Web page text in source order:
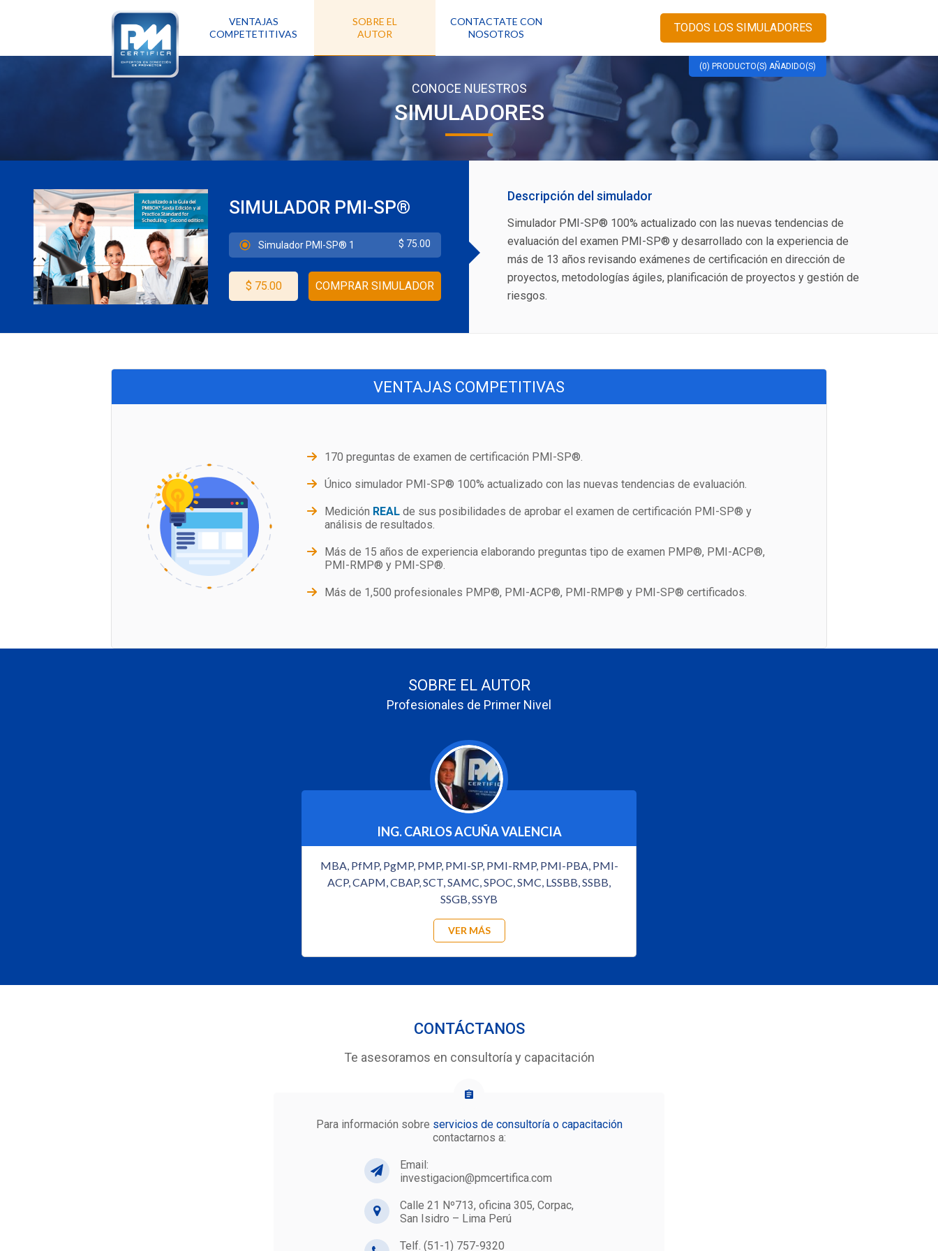
VENTAJAS
COMPETETITIVAS
SOBRE EL
AUTOR
CONTACTATE CON
NOSOTROS
TODOS LOS SIMULADORES
(0) PRODUCTO(S) AÑADIDO(S)
CONOCE NUESTROS
SIMULADORES
SIMULADOR PMI-SP®
Simulador PMI-SP® 1 $ 75.00
$ 75.00
Descripción del simulador
Simulador PMI-SP® 100% actualizado con las nuevas tendencias de
evaluación del examen PMI-SP® y desarrollado con la experiencia de
más de 13 años revisando exámenes de certificación en dirección de
proyectos, metodologías ágiles, planificación de proyectos y gestión de
riesgos.
VENTAJAS COMPETITIVAS
170 preguntas de examen de certificación PMI-SP®.
Único simulador PMI-SP® 100% actualizado con las nuevas tendencias de evaluación.
Medición REAL de sus posibilidades de aprobar el examen de certificación PMI-SP® y
análisis de resultados.
Más de 15 años de experiencia elaborando preguntas tipo de examen PMP®, PMI-ACP®,
PMI-RMP® y PMI-SP®.
Más de 1,500 profesionales PMP®, PMI-ACP®, PMI-RMP® y PMI-SP® certificados.
SOBRE EL AUTOR
Profesionales de Primer Nivel
ING. CARLOS ACUÑA VALENCIA
MBA, PfMP, PgMP, PMP, PMI-SP, PMI-RMP, PMI-PBA, PMI-
ACP, CAPM, CBAP, SCT, SAMC, SPOC, SMC, LSSBB, SSBB,
SSGB, SSYB
VER MÁS
CONTÁCTANOS
Te asesoramos en consultoría y capacitación
Para información sobre servicios de consultoría o capacitación
contactarnos a:
Email:
investigacion@pmcertifica.com
Calle 21 Nº713, oficina 305, Corpac,
San Isidro – Lima Perú
Telf. (51-1) 757-9320